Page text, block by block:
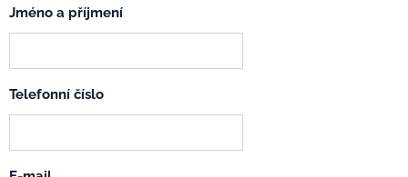
Jméno a příjmení
Telefonní číslo